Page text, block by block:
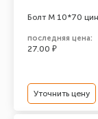
Болт М 10*70
последняя цена:
27.00 ₽
Уточнить цену